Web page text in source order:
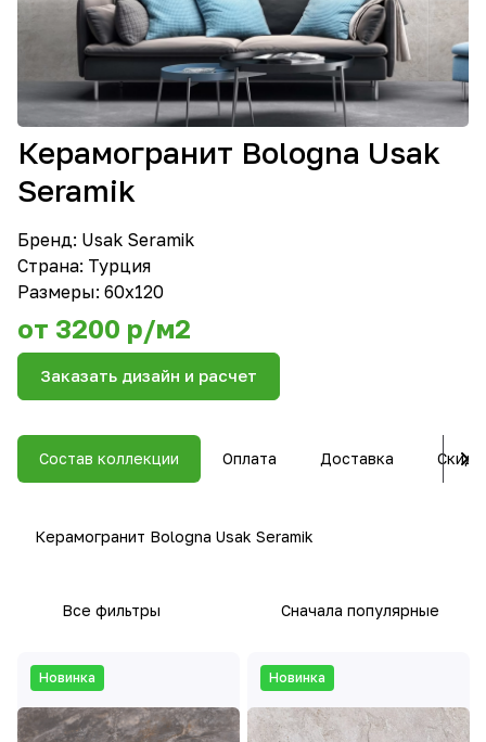
Керамогранит Bologna Usak
Seramik
Бренд: Usak Seramik
Страна: Турция
Размеры: 60х120
от 3200 р/м2
Заказать дизайн и расчет
Состав коллекции Оплата Доставка
Керамогранит Bologna Usak Seramik
Все фильтры Сначала популярные
Новинка Новинка